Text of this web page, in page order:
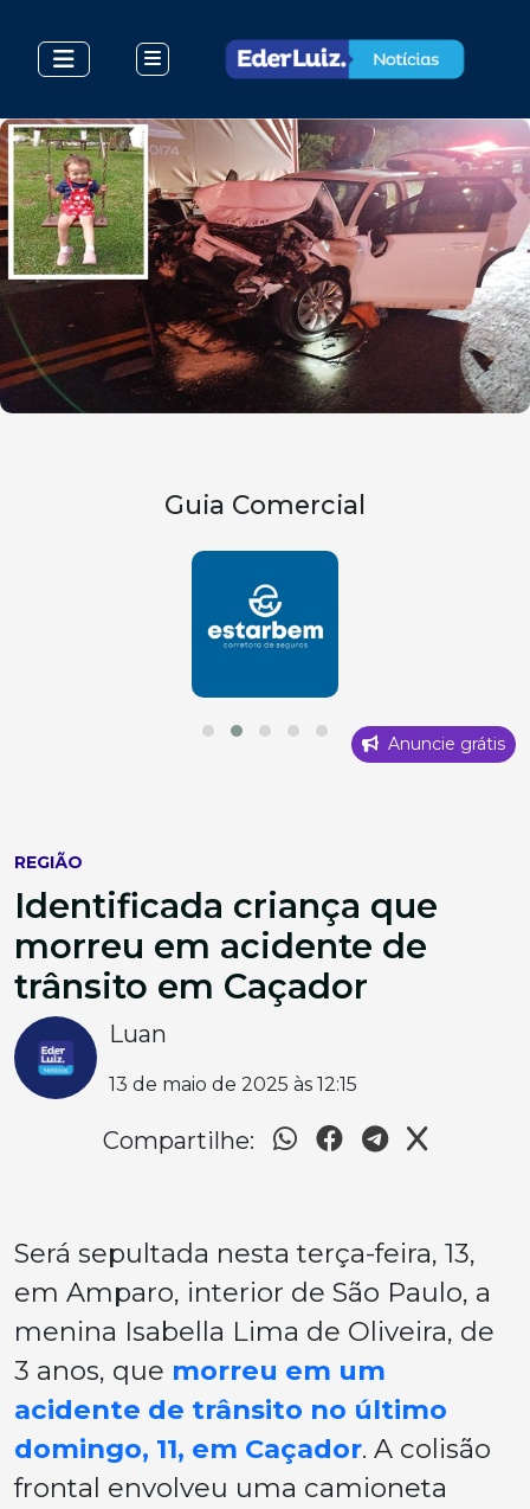
Guia Comercial
Anuncie grátis
REGIÃO
Identificada criança que
morreu em acidente de
trânsito em Caçador
Luan
13 de maio de 2025 às 12:15
Compartilhe:
Será sepultada nesta terça-feira, 13,
em Amparo, interior de São Paulo, a
menina Isabella Lima de Oliveira, de
3 anos, que morreu em um
acidente de trânsito no último
domingo, 11, em Caçador. A colisão
frontal envolveu uma camioneta